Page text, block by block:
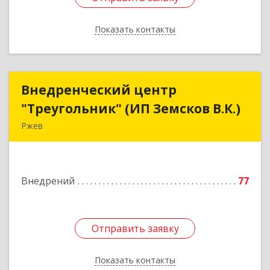
Показать контакты
Назад
Внедренческий центр
"Треугольник" (ИП Земсков В.К.)
Ржев
Внедрений 77
Отправить заявку
Показать контакты
Внедренческий центр
"Треугольник" (ИП Земсков В.К.)
Подробнее
Отправить заявку
Назад